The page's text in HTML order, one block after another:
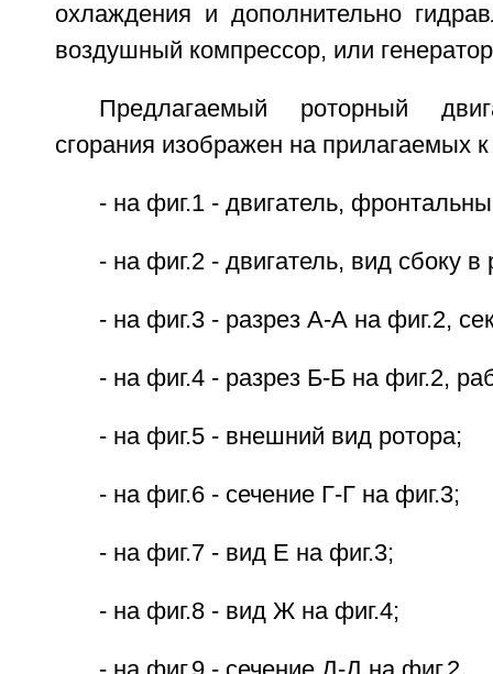
охлаждения и дополнительно
воздушный компрессор, или
Предлагаемый роторный
сгорания изображен на прилагаемых
- на фиг.1 - двигатель,
- на фиг.2 - двигатель, вид сбоку в
- на фиг.3 - разрез А-А на фиг.2,
- на фиг.4 - разрез Б-Б на фиг.2,
- на фиг.5 - внешний вид ротора;
- на фиг.6 - сечение Г-Г на фиг.3;
- на фиг.7 - вид Е на фиг.3;
- на фиг.8 - вид Ж на фиг.4;